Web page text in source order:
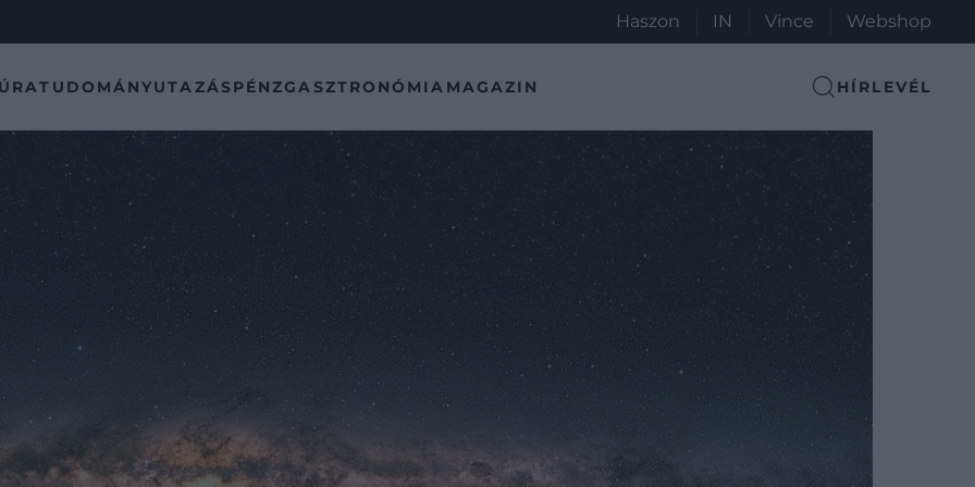
Haszon IN Vince Webshop
TUDOMÁNYUTAZÁSPÉNZGASZTRONÓMIA MAGAZIN HÍRLEVÉL